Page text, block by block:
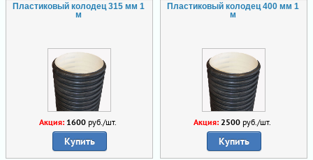
Пластиковый колодец 315 мм 1
м
Акция: 1600руб./шт.
Купить
Пластиковый колодец 400 мм 1
м
Акция: 2500руб./шт.
Купить